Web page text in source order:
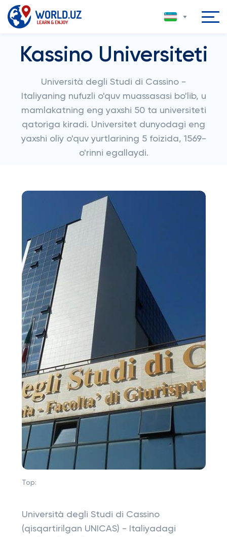
Kassino Universiteti
Università degli Studi di Cassino -
Italiyaning nufuzli o'quv muassasasi bo'lib, u
mamlakatning eng yaxshi 50 ta universiteti
qatoriga kiradi. Universitet dunyodagi eng
yaxshi oliy o'quv yurtlarining 5 foizida, 1569-
o'rinni egallaydi.
Top:
Università degli Studi di Cassino
(qisqartirilgan UNICAS) - Italiyadagi